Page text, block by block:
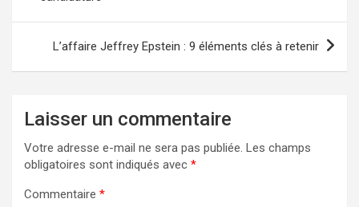
l’article
L’affaire Jeffrey Epstein : 9 éléments clés à retenir
Laisser un commentaire
Votre adresse e-mail ne sera pas publiée. Les champs
obligatoires sont indiqués avec *
Commentaire *